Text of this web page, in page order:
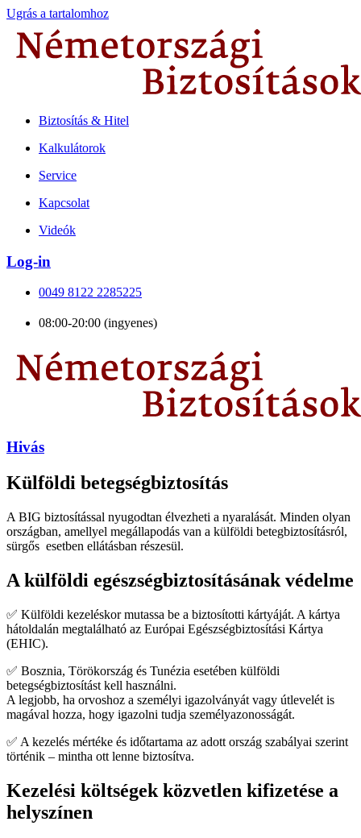
Ugrás a tartalomhoz
Biztosítás & Hitel
Kalkulátorok
Service
Kapcsolat
Videók
Log-in
0049 8122 2285225
08:00-20:00 (ingyenes)
Hivás
Külföldi betegségbiztosítás
A BIG biztosítással nyugodtan élvezheti a nyaralását. Minden olyan
országban, amellyel megállapodás van a külföldi betegbiztosításról,
sürgős esetben ellátásban részesül.
A külföldi egészségbiztosításának védelme
✅ Külföldi kezeléskor mutassa be a biztosítotti kártyáját. A kártya
hátoldalán megtalálható az Európai Egészségbiztosítási Kártya
(EHIC).
✅ Bosznia, Törökország és Tunézia esetében külföldi
betegségbiztosítást kell használni.
A legjobb, ha orvoshoz a személyi igazolványát vagy útlevelét is
magával hozza, hogy igazolni tudja személyazonosságát.
✅ A kezelés mértéke és időtartama az adott ország szabályai szerint
történik – mintha ott lenne biztosítva.
Kezelési költségek közvetlen kifizetése a
helyszínen